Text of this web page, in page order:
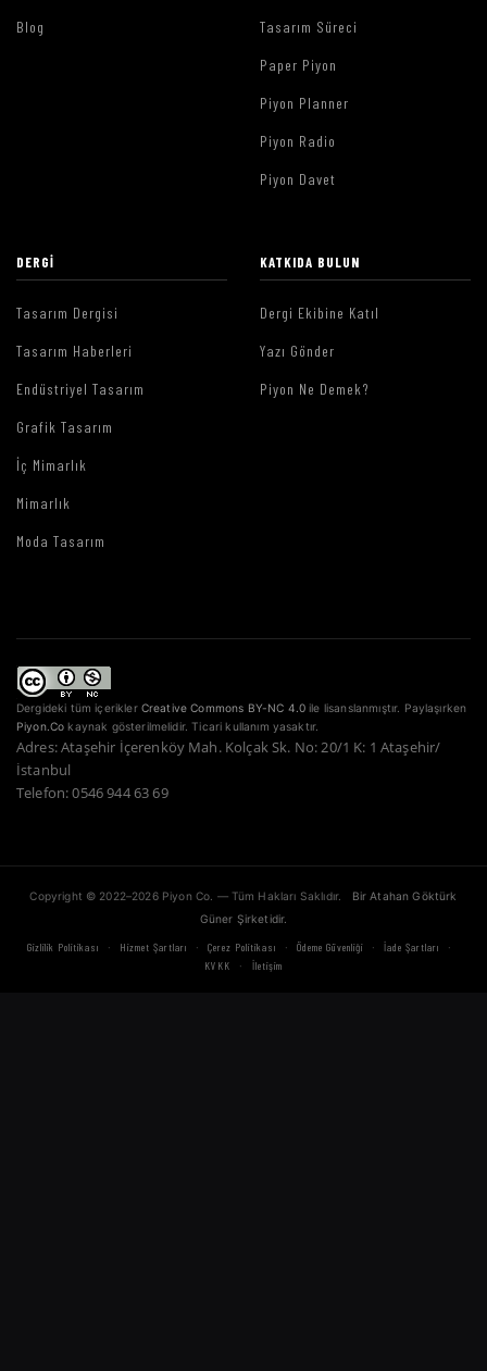
Blog Tasarım Süreci
Paper Piyon
Piyon Planner
Piyon Radio
Piyon Davet
DERGI
Tasarım Dergisi
Tasarım Haberleri
Endüstriyel Tasarım
Grafik Tasarım
İç Mimarlık
Mimarlık
Moda Tasarım
KATKIDA BULUN
Dergi Ekibine Katıl
Yazı Gönder
Piyon Ne Demek?
Dergideki tüm içerikler Creative Commons BY-NC 4.0 ile lisanslanmıştır. Paylaşırken
Piyon.Co kaynak gösterilmelidir. Ticari kullanım yasaktır.
Adres: Ataşehir İçerenköy Mah. Kolçak Sk. No: 20/1 K: 1 Ataşehir/
İstanbul
Telefon: 0546 944 63 69
Copyright © 2022–2026 Piyon Co. — Tüm Hakları Saklıdır.
Bir Atahan Göktürk
Güner Şirketidir.
Gizlilik Politikası · Hizmet Şartları · Çerez Politikası · Ödeme Güvenliği · İade Şartları ·
KVKK · İletişim